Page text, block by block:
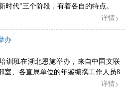
时代”三个阶段，有着各自的特点。
详情
办
训班在湖北恩施举办，来自中国文联
室、各直属单位的年鉴编撰工作人员8
详情